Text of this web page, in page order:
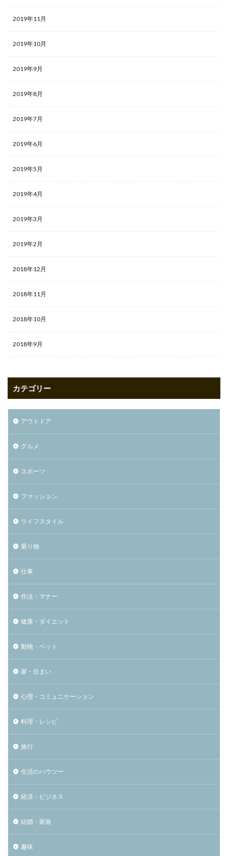
2019年11月
2019年10月
2019年9月
2019年8月
2019年7月
2019年6月
2019年5月
2019年4月
2019年3月
2019年2月
2018年12月
2018年11月
2018年10月
2018年9月
カテゴリー
アウトドア
グルメ
スポーツ
ファッション
ライフスタイル
乗り物
仕事
作法・マナー
健康・ダイエット
動物・ペット
家・住まい
心理・コミュニケーション
料理・レシピ
旅行
生活のハウツー
経済・ビジネス
結婚・家族
趣味